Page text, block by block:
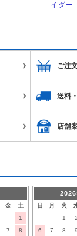
イダー
ご注
送料
店舗
金
土
1
7
8
2026
日 月 火
1
2
6
7 8 9